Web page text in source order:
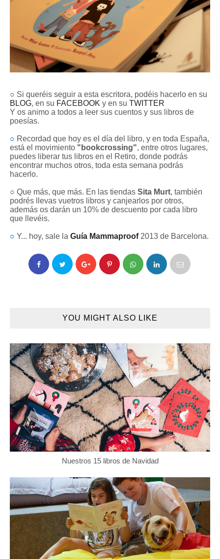
○ Si queréis seguir a esta escritora, podéis hacerlo en su
BLOG, en su FACEBOOK y en su TWITTER
Y os animo a todos a leer sus cuentos y sus libros de
poesías.
○ Recordad que hoy es el día del libro, y en toda España,
está el movimiento "bookcrossing", entre otros lugares,
puedes liberar tus libros en el Retiro, donde podrás
encontrar muchos otros, toda esta semana podrás
hacerlo.
○ Que más, que más. En las tiendas Sita Murt, también
podrés llevas vuetros libros y canjearlos por otros,
además os darán un 10% de descuento por cada libro
que llevéis.
○ Y... hoy, sale la Guía Mammaproof2013 de Barcelona.
YOU MIGHT ALSO LIKE
Nuestros 15 libros de Navidad